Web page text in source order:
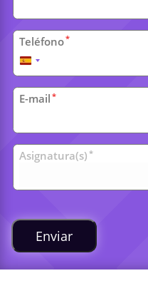
Teléfono*
España
+34
E-mail *
Clases
universitarias
Asignatura(s) *
Enviar